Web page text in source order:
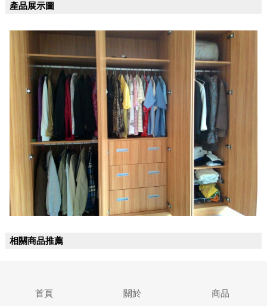
產品展示圖
相關商品推薦
首頁 關於 商品